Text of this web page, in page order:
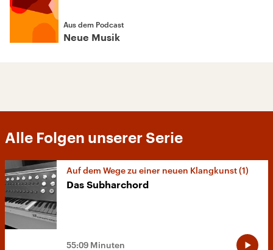
Aus dem Podcast
Neue Musik
Alle Folgen unserer Serie
Auf dem Wege zu einer neuen Klangkunst (1)
Das Subharchord
55:09 Minuten